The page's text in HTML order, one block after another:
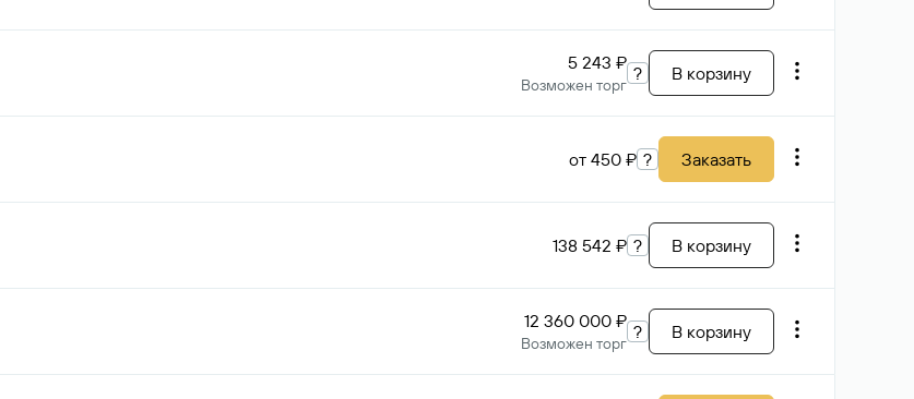
5 243 ₽
Возможен торг
? В корзину
от 450 ₽ ? Заказать
138 542 ₽ ? В корзину
12 360 000 ₽
Возможен торг
? В корзину